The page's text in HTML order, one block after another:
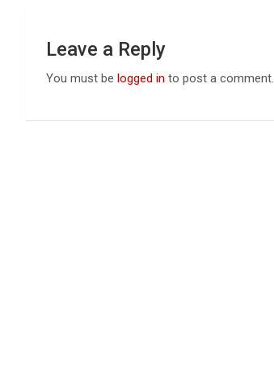
Leave a Reply
You must be logged in to post a comment.